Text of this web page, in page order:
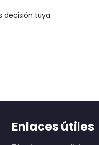
decisión tuya.
Enlaces útiles